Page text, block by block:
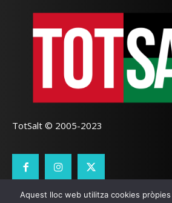
TotSalt © 2005-2023
Aquest lloc web utilitza cookies